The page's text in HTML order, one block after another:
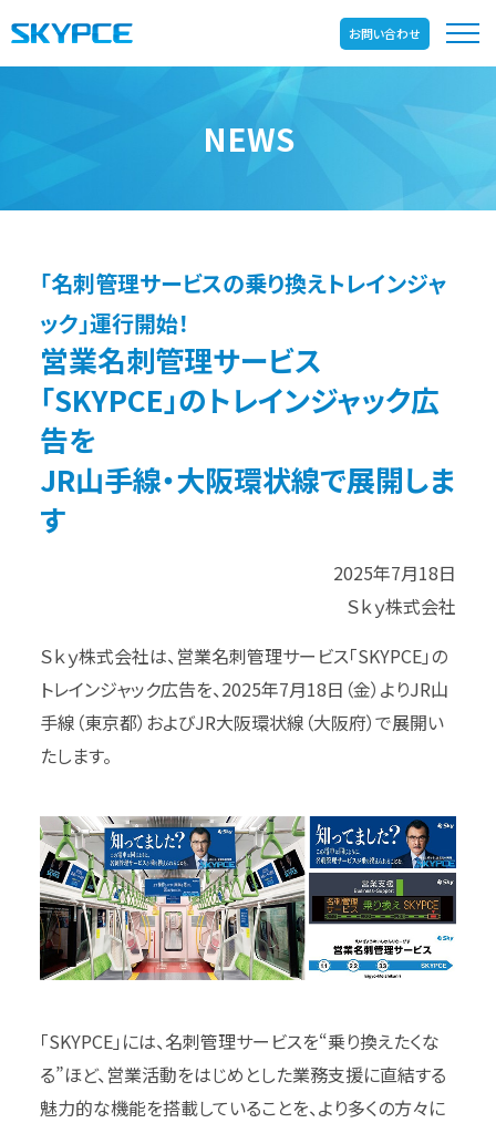
お問い合わせ
NEWS
「名刺管理サービスの乗り換えトレインジャ
ック」運行開始！
営業名刺管理サービス
「SKYPCE」のトレインジャック広
告を
JR山手線・大阪環状線で展開しま
す
2025年7月18日
Ｓｋｙ株式会社
Ｓｋｙ株式会社は、営業名刺管理サービス「SKYPCE」の
トレインジャック広告を、2025年7月18日（金）よりJR山
手線（東京都）およびJR大阪環状線（大阪府）で展開い
たします。
「SKYPCE」には、名刺管理サービスを“乗り換えたくな
る”ほど、営業活動をはじめとした業務支援に直結する
魅力的な機能を搭載していることを、より多くの方々に